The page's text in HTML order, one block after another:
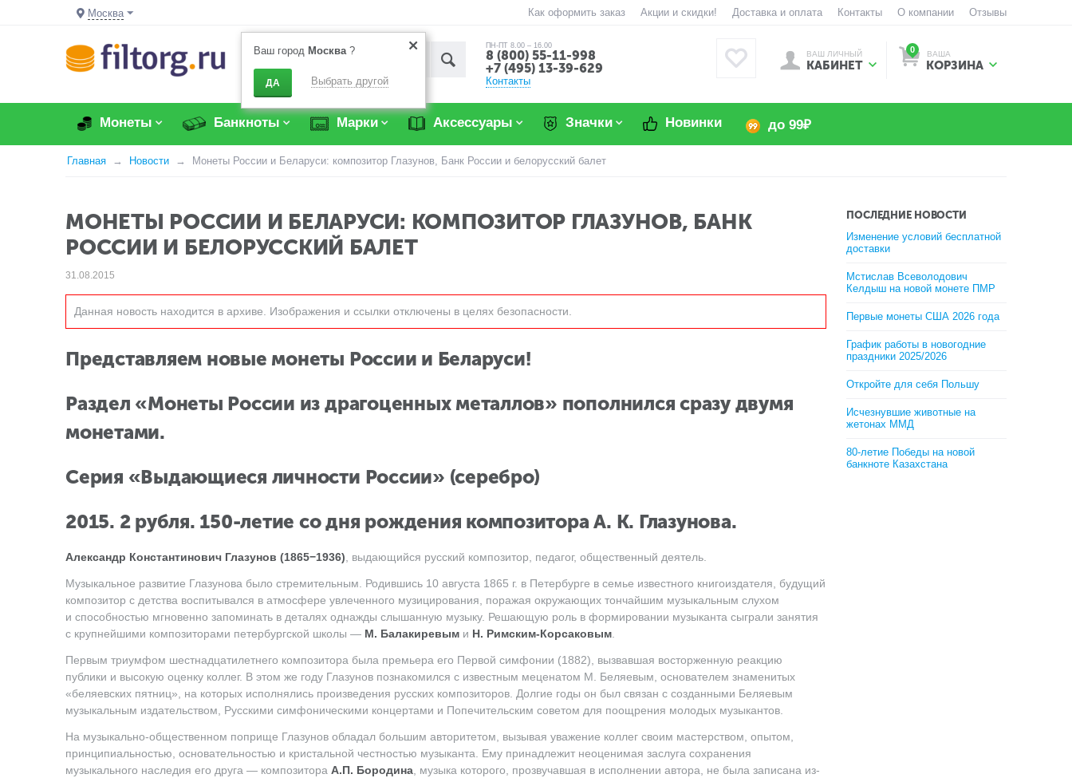
Москва
Ваш город Москва?
ДА Выбрать другой
Как оформить заказ Акции и скидки! Доставка и оплата Контакты О компании Отзывы
ПН-ПТ 8.00 – 16.00
8 (800) 55-11-998
+7 (495) 13-39-629
Контакты
0 ВАША
КОРЗИНА
ВАШ ЛИЧНЫЙ
КАБИНЕТ
Монеты Банкноты Марки Аксессуары Значки Новинки до 99₽
Главная Новости Монеты России и Беларуси: композитор Глазунов, Банк России и белорусский балет
МОНЕТЫ РОССИИ И БЕЛАРУСИ: КОМПОЗИТОР ГЛАЗУНОВ, БАНК
РОССИИ И БЕЛОРУССКИЙ БАЛЕТ
31.08.2015
Данная новость находится в архиве. Изображения и ссылки отключены в целях безопасности.
Представляем новые монеты России и Беларуси!
Раздел «Монеты России из драгоценных металлов» пополнился сразу двумя
монетами.
Серия «Выдающиеся личности России» (серебро)
2015. 2 рубля. 150-летие со дня рождения композитораА. К. Глазунова.
Александр Константинович Глазунов (1865−1936) , выдающийся русский композитор, педагог, общественный деятель.
Музыкальное развитие Глазунова было стремительным. Родившись 10 августа 1865 г. в Петербурге в семье известного книгоиздателя, будущий
композитор с детства воспитывался в атмосфере увлеченного музицирования, поражая окружающих тончайшим музыкальным слухом
и способностью мгновенно запоминать в деталях однажды слышанную музыку. Решающую роль в формировании музыканта сыграли занятия
с крупнейшими композиторами петербургской школы — M. Балакиревым и Н. Римским-Корсаковым
Первым триумфом шестнадцатилетнего композитора была премьера его Первой симфонии (1882), вызвавшая восторженную реакцию
публики и высокую оценку коллег. В этом же году Глазунов познакомился с известным меценатом М. Беляевым, основателем знаменитых
«беляевских пятниц», на которых исполнялись произведения русских композиторов. Долгие годы он был связан с созданными Беляевым
музыкальным издательством, Русскими симфоническими концертами и Попечительским советом для поощрения молодых музыкантов.
На музыкально-общественном поприще Глазунов обладал большим авторитетом, вызывая уважение коллег своим мастерством, опытом,
принципиальностью, основательностью и кристальной честностью музыканта. Ему принадлежит неоценимая заслуга сохранения
музыкального наследия его друга — композитора А.П. Бородина , музыка которого, прозвучавшая в исполнении автора, не была записана из-
ПОСЛЕДНИЕ НОВОСТИ
Изменение условий бесплатной
доставки
Мстислав Всеволодович
Келдыш на новой монете ПМР
Первые монеты США 2026 года
График работы в новогодние
праздники 2025/2026
Откройте для себя Польшу
Исчезнувшие животные на
жетонах ММД
80-летие Победы на новой
банкноте Казахстана